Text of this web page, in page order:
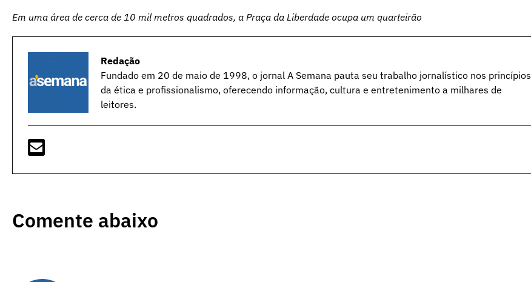
Em uma área de cerca de 10 mil metros quadrados, a Praça da Liberdade ocupa um quarteirão
Redação
Fundado em 20 de maio de 1998, o jornal A Semana pauta seu trabalho jornalístico nos princípios
da ética e profissionalismo, oferecendo informação, cultura e entretenimento a milhares de
leitores.
Comente abaixo